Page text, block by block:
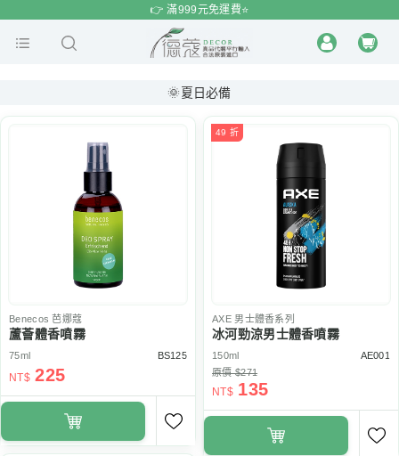
$
$
時 特賣
👉 滿999元免運費⭐️
🌞夏日必備
Benecos 芭娜蔻
蘆薈體香噴霧
75ml BS125
NT$ 225
49 折
AXE男士體香系列
冰河勁涼男士體香噴霧
150ml
AE001
原價 $271
NT$ 135